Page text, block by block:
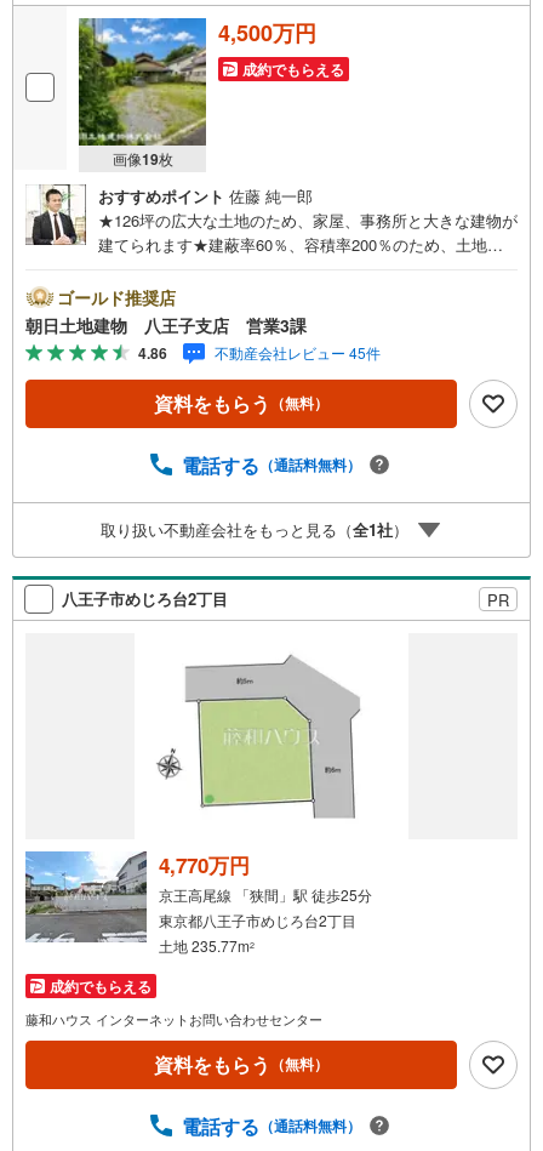
画像19枚
4,500万円
成約でもらえる
おすすめポイント 佐藤 純一郎
★126坪の広大な土地のため、家屋、事務所と大きな建物が
建てられます★建蔽率60％、容積率200％のため、土地の
ハウスメーカー、工務店で建築できます★2車線道路に接道
しているため、目立つ立地となります※バザール会場には、
ベビーベッドや キッズスペースをご用意しております。
小さなお子様連れでも、安心してご来場ください！資料
請求、住宅ローンのご相談などお気軽にお問合せくださ
い！スタッフ25名でお客様がご覧になったことのない情報
に掲載できない物件も多数ございます！ご案内時に他物件
■ご案内方法ご自宅へお迎え・最寄り駅等でお待ち合わせ、
弊社へのご来社など、ご相談ください。ご希望があれば周
辺環境、お客様の希望に合わせた物件などもご案内をいた
します。お住まい探しは朝日土地建物（株）八王子店 営
業3課にお任せください！
ゴールド推奨店
朝日土地建物 八王子支店 営業3課
4.86 不動産会社レビュー 45件
資料をもらう （無料）
電話する （通話料無料）
取り扱い不動産会社をもっと見る（全1社）
八王子市めじろ台2丁目 PR
4,770万円
京王高尾線 「狭間」駅 徒歩25分
東京都八王子市めじろ台2丁目
土地 235.77m2
成約でもらえる
藤和ハウス インターネットお問い合わせセンター
資料をもらう （無料）
電話する （通話料無料）